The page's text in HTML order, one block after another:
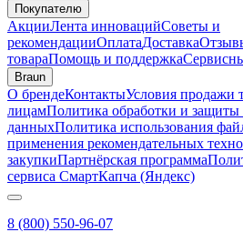
Покупателю
АкцииЛента инновацийСоветы и
рекомендацииОплатаДоставка
товараПомощь и поддержка
Braun
О брендеКонтактыУсловия продажи
лицамПолитика обработки и защиты
данныхПолитика использования
применения рекомендательных
закупкиПартнёрская программа
сервиса СмартКапча (Яндекс)
8 (800) 550-96-07